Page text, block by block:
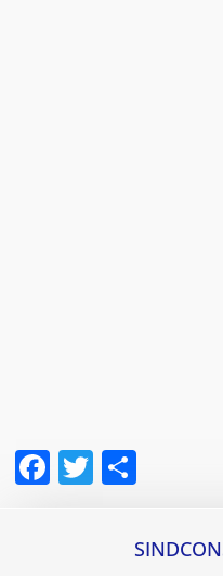
Facebook
Twitter